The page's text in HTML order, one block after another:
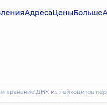
АдресаЦеныБольше
и хранение ДНК из лейкоцитов